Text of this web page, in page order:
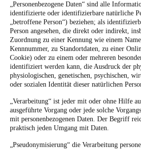
„Personenbezogene Daten“ sind alle
identifizierte oder identifizierbare natürliche
„betroffene Person“) beziehen; als
Person angesehen, die direkt oder indirekt,
Zuordnung zu einer Kennung wie einem
Kennnummer, zu Standortdaten, zu einer
Cookie) oder zu einem oder mehreren
identifiziert werden kann, die Ausdruck der
physiologischen, genetischen, psychischen,
oder sozialen Identität dieser natürlichen
„Verarbeitung“ ist jeder mit oder ohne Hilfe
ausgeführte Vorgang oder jede solche
mit personenbezogenen Daten. Der Begriff
praktisch jeden Umgang mit Daten.
„Pseudonymisierung“ die Verarbeitung